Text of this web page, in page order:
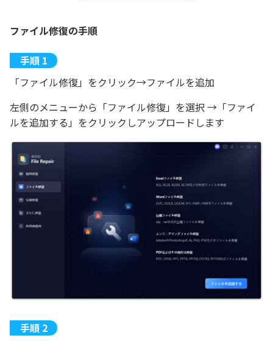
ファイル修復の手順
「ファイル修復」をクリック→ファイルを追加
左側のメニューから「ファイル修復」を選択 →「ファイ
ルを追加する」をクリックしアップロードします